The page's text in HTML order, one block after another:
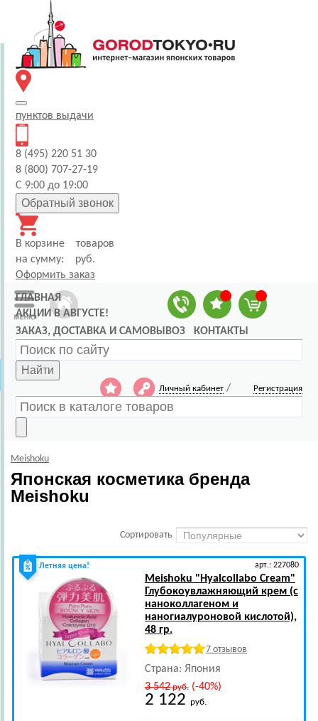
пунктов выдачи
8 (495) 220 51 30
8 (800) 707-27-19
С 9:00 до 19:00
Обратный звонок
В корзине
товаров
на сумму:
руб.
Оформить заказ
ГЛАВНАЯ
АКЦИИ В АВГУСТЕ!
ЗАКАЗ, ДОСТАВКА И САМОВЫВОЗ
КОНТАКТЫ
Найти
Личный кабинет / Регистрация
Meishoku
Японская косметика бренда
Meishoku
Сортировать
Летняя цена! арт.: 227080
Meishoku "Hyalcollabo Cream"
Глубокоувлажняющий крем (с
наноколлагеном и
наногиалуроновой кислотой),
48 гр.
7 отзывов
Страна: Япония
3 542руб.(-40%)
2 122 руб.